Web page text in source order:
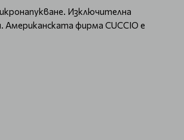
Изключителна
фирма CUCCIO е